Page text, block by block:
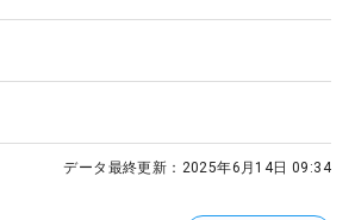
データ最終更新： 2025年6月14日 09:34